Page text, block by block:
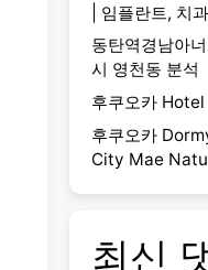
| 임플란트, 치
동탄역경남아
시 영천동 분석
후쿠오카
후쿠오카
City Mae
최신